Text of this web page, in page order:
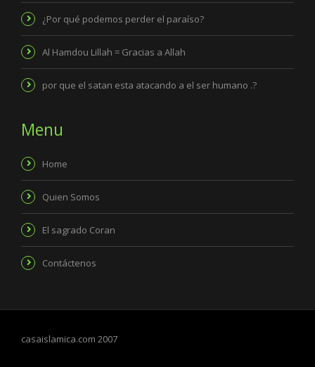
¿Por qué podemos perder el paraíso?
Al Hamdou Lillah = Gracias a Allah
por que el satan esta atacando a el ser humano .?
Menu
Home
Quien Somos
El sagrado Coran
Contáctenos
casaislamica.com 2007